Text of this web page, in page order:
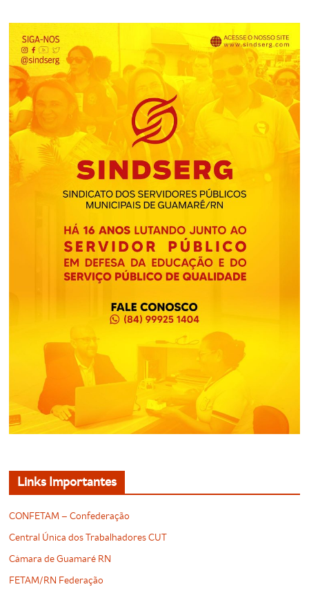
Links Importantes
CONFETAM – Confederação
Central Única dos Trabalhadores CUT
Câmara de Guamaré RN
FETAM/RN Federação